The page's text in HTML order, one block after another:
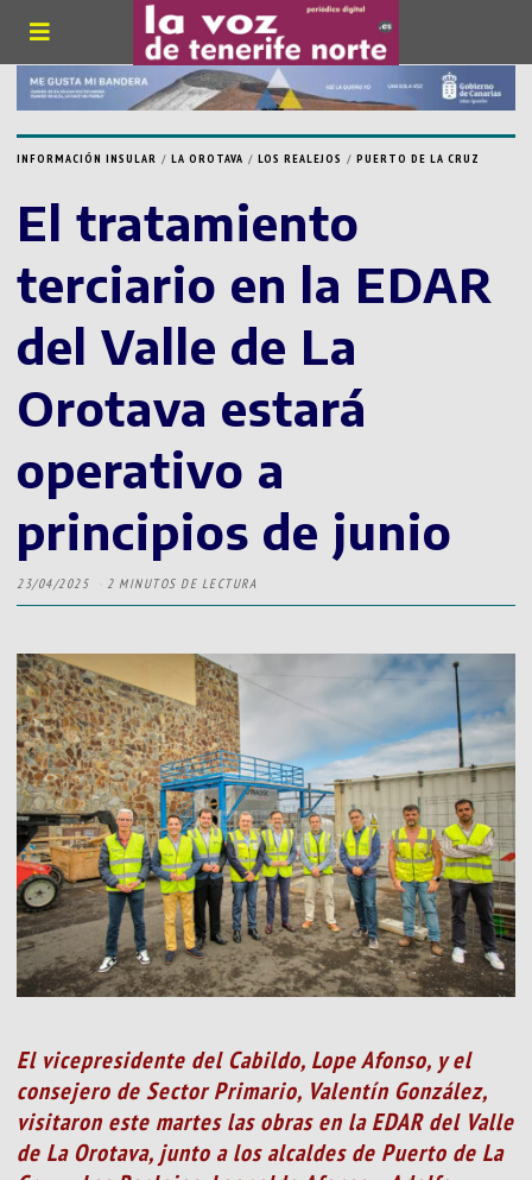
INFORMACIÓN INSULAR / LA OROTAVA / LOS REALEJOS / PUERTO DE LA CRUZ
El tratamiento
terciario en la EDAR
del Valle de La
Orotava estará
operativo a
principios de junio
23/04/2025 2 MINUTOS DE LECTURA
El vicepresidente del Cabildo, Lope Afonso, y el
consejero de Sector Primario, Valentín González,
visitaron este martes las obras en la EDAR del Valle
de La Orotava, junto a los alcaldes de Puerto de La